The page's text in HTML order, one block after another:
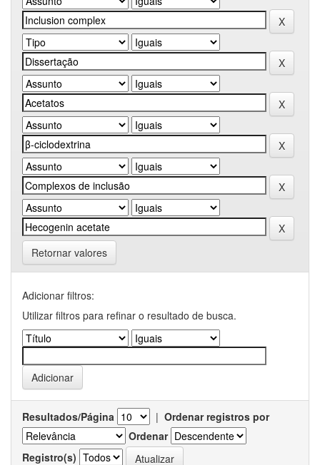
Retornar valores
Adicionar filtros:
Utilizar filtros para refinar o resultado de busca.
Resultados/Página | Ordenar registros por
Ordenar
Registro(s)